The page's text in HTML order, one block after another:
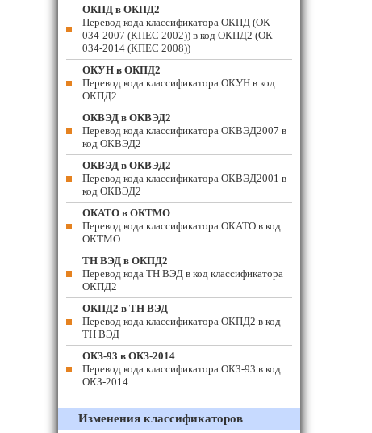
ОКПД в ОКПД2
Перевод кода классификатора ОКПД (ОК
034-2007 (КПЕС 2002)) в код ОКПД2 (ОК
034-2014 (КПЕС 2008))
ОКУН в ОКПД2
Перевод кода классификатора ОКУН в код
ОКПД2
ОКВЭД в ОКВЭД2
Перевод кода классификатора ОКВЭД2007 в
код ОКВЭД2
ОКВЭД в ОКВЭД2
Перевод кода классификатора ОКВЭД2001 в
код ОКВЭД2
ОКАТО в ОКТМО
Перевод кода классификатора ОКАТО в код
ОКТМО
ТН ВЭД в ОКПД2
Перевод кода ТН ВЭД в код классификатора
ОКПД2
ОКПД2 в ТН ВЭД
Перевод кода классификатора ОКПД2 в код
ТН ВЭД
ОКЗ-93 в ОКЗ-2014
Перевод кода классификатора ОКЗ-93 в код
ОКЗ-2014
Изменения классификаторов